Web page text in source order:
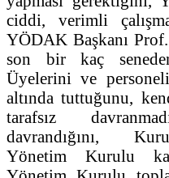
ciddi, verimli
YÖDAK Başkanı
son bir kaç
Üyelerini ve
altında tuttuğunu,
tarafsız
davrandığını,
Yönetim Kurulu